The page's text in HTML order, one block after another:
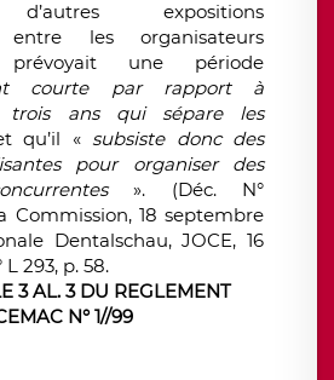
d’autres expositions
entre les organisateurs
prévoyait une période
courte par rapport à
trois ans qui sépare les
qu’il « subsiste donc des
pour organiser des
». (Déc. N°
Commission, 18 septembre
Dentalschau, JOCE, 16
L 293, p. 58.
3 AL. 3 DU REGLEMENT
N° 1//99